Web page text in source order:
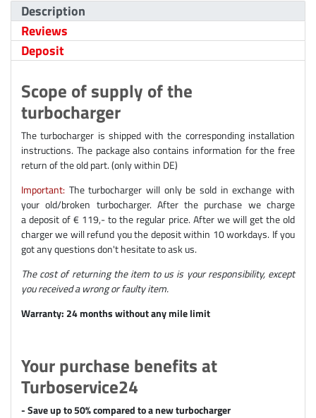
Description
Reviews
Deposit
Scope of supply of the
turbocharger
The turbocharger is shipped with the corresponding installation
instructions. The package also contains information for the free
return of the old part. (only within DE)
Important: The turbocharger will only be sold in exchange with
your old/broken turbocharger. After the purchase we charge
a deposit of € 119,- to the regular price. After we will get the old
charger we will refund you the deposit within 10 workdays. If you
got any questions don't hesitate to ask us.
The cost of returning the item to us is your responsibility, except
you received a wrong or faulty item.
Warranty: 24 months without any mile limit
Your purchase benefits at
Turboservice24
- Save up to 50% compared to a new turbocharger